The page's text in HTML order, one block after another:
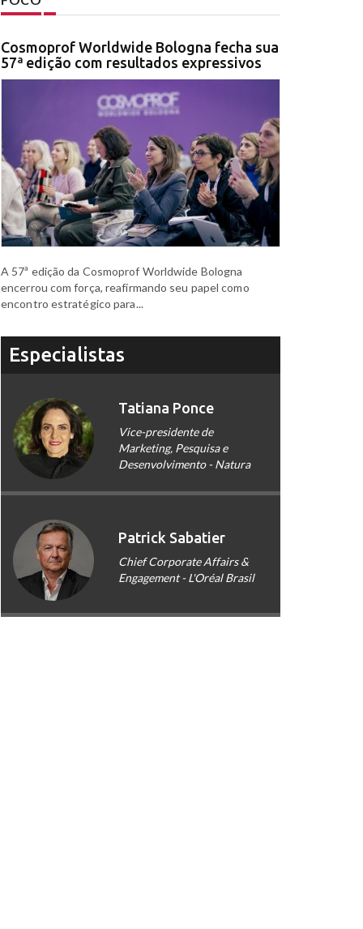
Cosmoprof Worldwide Bologna fecha sua
57ª edição com resultados expressivos
A 57ª edição da Cosmoprof Worldwide Bologna
encerrou com força, reafirmando seu papel como
encontro estratégico para...
Especialistas
Tatiana Ponce
Vice-presidente de
Marketing, Pesquisa e
Desenvolvimento - Natura
Patrick Sabatier
Chief Corporate Affairs &
Engagement - L'Oréal Brasil